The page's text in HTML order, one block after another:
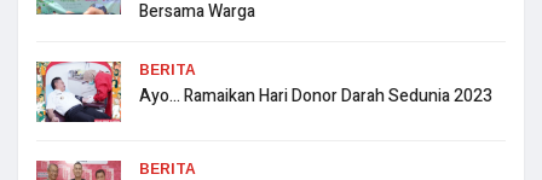
Bersama Warga
BERITA
Ayo… Ramaikan Hari Donor Darah Sedunia 2023
BERITA